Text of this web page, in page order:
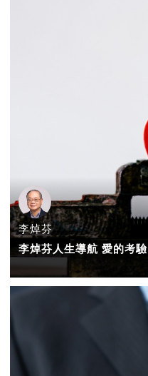
李焯芬
李焯芬人生導航 愛的考驗